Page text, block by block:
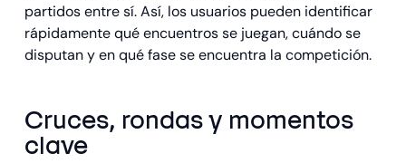
partidos entre sí. Así, los usuarios pueden identificar
rápidamente qué encuentros se juegan, cuándo se
disputan y en qué fase se encuentra la competición.
Cruces, rondas y momentos
clave